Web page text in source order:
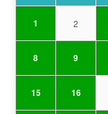
1 2
8 9
15 16